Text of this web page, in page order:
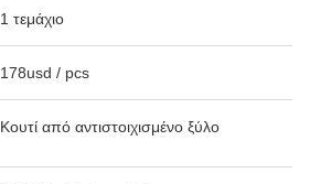
1 τεμάχιο
178usd / pcs
Κουτί από αντιστοιχισμένο ξύλο